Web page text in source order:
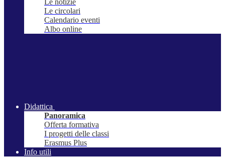
Le notizie
Le circolari
Calendario eventi
Albo online
Didattica
Panoramica
Offerta formativa
I progetti delle classi
Erasmus Plus
Info utili